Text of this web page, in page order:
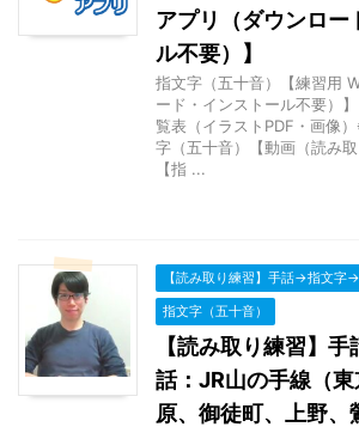
アプリ（ダウンロー
ル不要）】
指文字（五十音）【練習用
ード・インストール不要）
覧表（イラストPDF・画像
字（五十音）【動画（読
【指 ...
【読み取り練習】手話→指文字
指文字（五十音）
【読み取り練習】
話：JR山の手線（
原、御徒町、上野、